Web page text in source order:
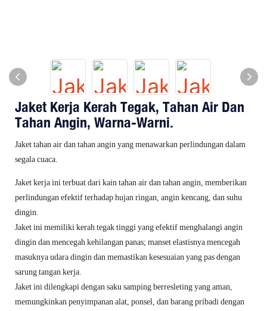
Jaket Kerja Kerah Tegak, Tahan Air Dan
Tahan Angin, Warna-Warni.
Jaket tahan air dan tahan angin yang menawarkan perlindungan dalam
segala cuaca.
Jaket kerja ini terbuat dari kain tahan air dan tahan angin, memberikan
perlindungan efektif terhadap hujan ringan, angin kencang, dan suhu
dingin.
Jaket ini memiliki kerah tegak tinggi yang efektif menghalangi angin
dingin dan mencegah kehilangan panas; manset elastisnya mencegah
masuknya udara dingin dan memastikan kesesuaian yang pas dengan
sarung tangan kerja.
Jaket ini dilengkapi dengan saku samping berresleting yang aman,
memungkinkan penyimpanan alat, ponsel, dan barang pribadi dengan